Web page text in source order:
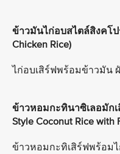
ข้าวมันไก่อบสไตล์สิงคโป
Chicken Rice)
ไก่อบเสิร์ฟพร้อมข้าวมัน
ข้าวหอมกะทินาซิเลอมักเ
Style Coconut Rice with
ข้าวหอมกะทิเสิร์ฟพร้อม